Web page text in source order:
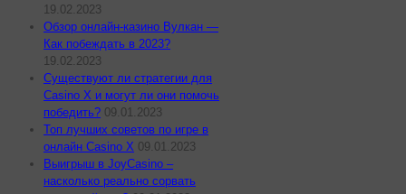
19.02.2023
Обзор онлайн-казино Вулкан —
Как побеждать в 2023?
19.02.2023
Существуют ли стратегии для
Casino X и могут ли они помочь
победить? 09.01.2023
Топ лучших советов по игре в
онлайн Casino X 09.01.2023
Выигрыш в JoyCasino –
насколько реально сорвать